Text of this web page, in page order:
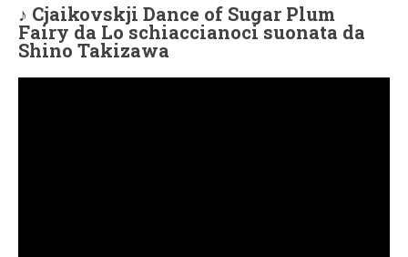
♪ Cjaikovskji Dance of Sugar Plum
Fairy da Lo schiaccianoci suonata da
Shino Takizawa